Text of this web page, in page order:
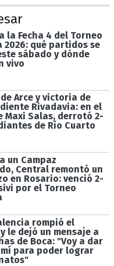
la Fecha 4 del Torneo
2026: qué partidos se
sábado y dónde
vivo
Arce y victoria de
Rivadavia: en el
Maxi Salas, derrotó 2-
de Río Cuarto
un Campaz
Central remontó un
en Rosario: venció 2-
por el Torneo
rompió el
le dejó un mensaje a
de Boca: "Voy a dar
para poder lograr